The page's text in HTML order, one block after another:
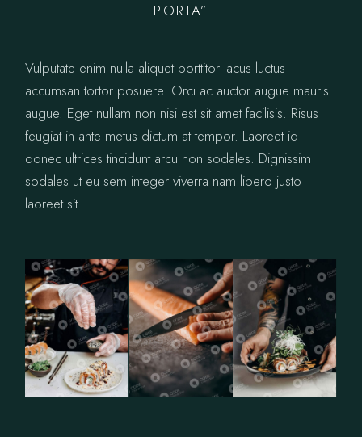
PORTA”
Vulputate enim nulla aliquet porttitor lacus luctus
accumsan tortor posuere. Orci ac auctor augue mauris
augue. Eget nullam non nisi est sit amet facilisis. Risus
feugiat in ante metus dictum at tempor. Laoreet id
donec ultrices tincidunt arcu non sodales. Dignissim
sodales ut eu sem integer viverra nam libero justo
laoreet sit.